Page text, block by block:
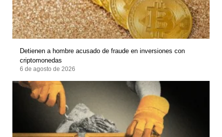
Detienen a hombre acusado de fraude en inversiones con
criptomonedas
6 de agosto de 2026